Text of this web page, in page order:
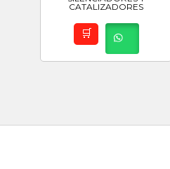
CATALIZADORES